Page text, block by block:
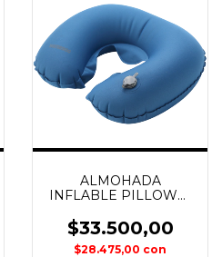
ALMOHADA
INFLABLE PILLOW01
$33.500,00
$28.475,00 con